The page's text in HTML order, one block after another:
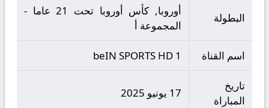
البطولة
أوروبا, كأس أوروبا تحت 21 عاما -
المجموعة أ
اسم القناة beIN SPORTS HD 1
تاريخ
المباراة
17 يونيو 2025